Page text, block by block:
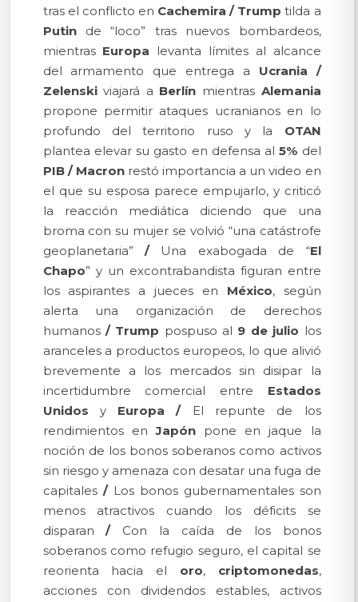
tras el conflicto en Cachemira / Trump tilda a
Putinde “loco” tras nuevos bombardeos,
mientras Europa levanta límites al alcance
del armamento que entrega a Ucrania
/
Zelenskiviajará a Berlín mientras Alemania
propone permitir ataques ucranianos en lo
profundo del territorio ruso y la OTAN
plantea elevar su gasto en defensa al5% del
PIB / Macronrestó importancia a un video en
el que su esposa parece empujarlo, y criticó
la reacción mediática diciendo que una
broma con su mujer se volvió “una catástrofe
geoplanetaria” /Una exabogada de “El
Chapo” y un excontrabandista figuran entre
los aspirantes a jueces en México, según
alerta una organización de derechos
humanos / Trump pospuso al 9 de julio los
aranceles a productos europeos, lo que alivió
brevemente a los mercados sin disipar la
incertidumbre comercial entre Estados
Unidos y Europa / El repunte de los
rendimientos enJapónpone en jaque la
noción de los bonos soberanos como activos
sin riesgo y amenaza con desatar una fuga de
capitales /Los bonos gubernamentales son
menos atractivos cuando los déficits se
disparan/ Con la caída de los bonos
soberanos como refugio seguro, el capital se
reorienta hacia el oro, criptomonedas,
acciones con dividendos estables, activos